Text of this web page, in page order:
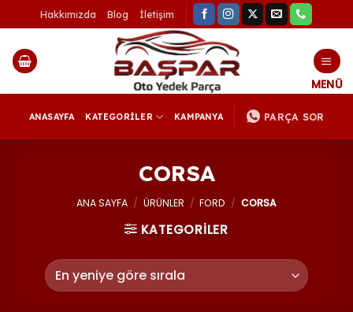
atla
Hakkımızda Blog İletişim
ANASAYFA KATEGORİLER KAMPANYA PARÇA SOR
CORSA
ANA SAYFA / ÜRÜNLER / FORD / CORSA
KATEGORİLER